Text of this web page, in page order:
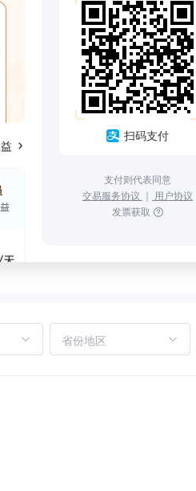
扫码支付
支付则代表同意
交易服务协议 ｜ 用户协议
发票获取
省份地区